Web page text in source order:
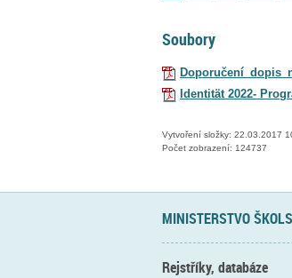
Soubory
Identität 2022-
Vytvoření složky: 22.03.2017
Počet zobrazení: 124737
MINISTERSTVO
Rejstříky, databáze